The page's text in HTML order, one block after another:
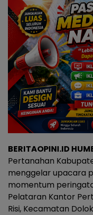
BERITAOPINI.ID
Pertanahan
menggelar upacara
momentum
Pelataran Kantor
Risi, Kecamatan